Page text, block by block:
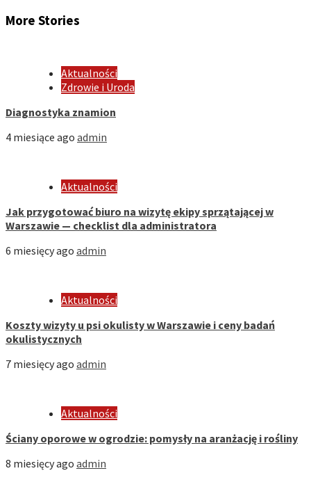
More Stories
Aktualności
Zdrowie i Uroda
Diagnostyka znamion
4 miesiące ago admin
Aktualności
Jak przygotować biuro na wizytę ekipy sprzątającej w
Warszawie — checklist dla administratora
6 miesięcy ago admin
Aktualności
Koszty wizyty u psi okulisty w Warszawie i ceny badań
okulistycznych
7 miesięcy ago admin
Aktualności
Ściany oporowe w ogrodzie: pomysły na aranżację i rośliny
8 miesięcy ago admin